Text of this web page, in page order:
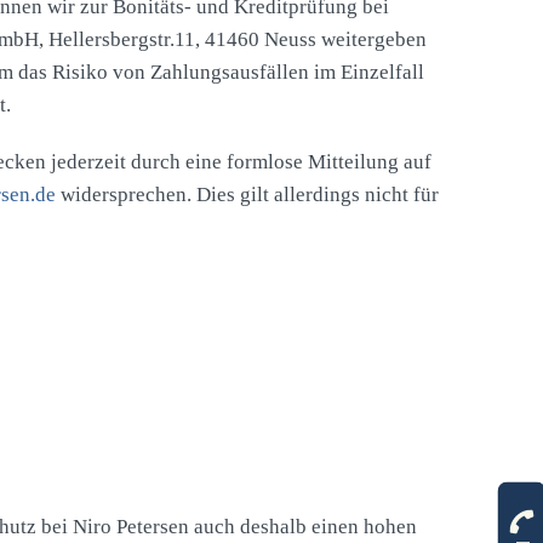
wir zur Bonitäts- und Kreditprüfung bei
Hellersbergstr.11, 41460 Neuss weitergeben
das Risiko von Zahlungsausfällen im Einzelfall
jederzeit durch eine formlose Mitteilung auf
widersprechen. Dies gilt allerdings nicht für
bei Niro Petersen auch deshalb einen hohen